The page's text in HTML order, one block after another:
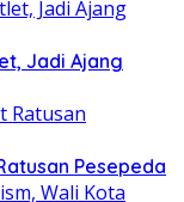
Jadi Ajang
Pesepeda